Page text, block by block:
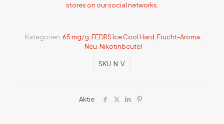
stores on our social networks.
SKU: N. V.
Kategorien: 65 mg/g FEDRS Ice Cool Hard Frucht-Aroma
Neu Nikotinbeutel
Aktie